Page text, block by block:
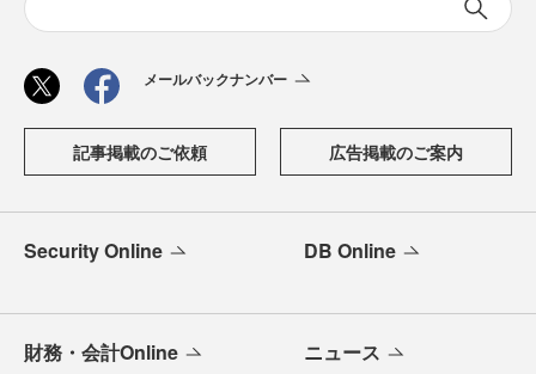
メールバックナンバー
記事掲載のご依頼 広告掲載のご案内
Security Online DB Online
財務・会計Online ニュース